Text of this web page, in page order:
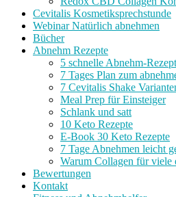
Cevitalis Kosmetiksprechstunde
Webinar Natürlich abnehmen
Bücher
Abnehm Rezepte
5 schnelle Abnehm-
7 Tages Plan zum
7 Cevitalis Shake
Meal Prep für Einsteiger
Schlank und satt
10 Keto Rezepte
E-Book 30 Keto Rezepte
7 Tage Abnehmen leicht
Warum Collagen für viele
Bewertungen
Kontakt